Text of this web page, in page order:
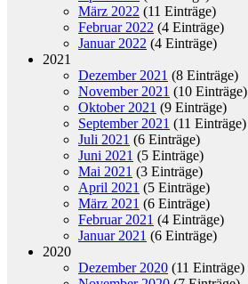
März 2022 (11 Einträge)
Februar 2022 (4 Einträge)
Januar 2022 (4 Einträge)
2021
Dezember 2021 (8 Einträge)
November 2021 (10 Einträge)
Oktober 2021 (9 Einträge)
September 2021 (11 Einträge)
Juli 2021 (6 Einträge)
Juni 2021 (5 Einträge)
Mai 2021 (3 Einträge)
April 2021 (5 Einträge)
März 2021 (6 Einträge)
Februar 2021 (4 Einträge)
Januar 2021 (6 Einträge)
2020
Dezember 2020 (11 Einträge)